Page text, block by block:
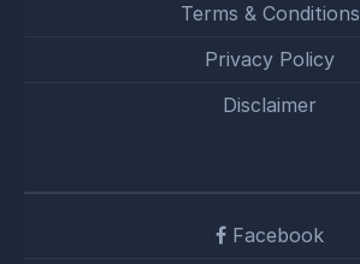
Terms & Conditions
Privacy Policy
Disclaimer
Facebook